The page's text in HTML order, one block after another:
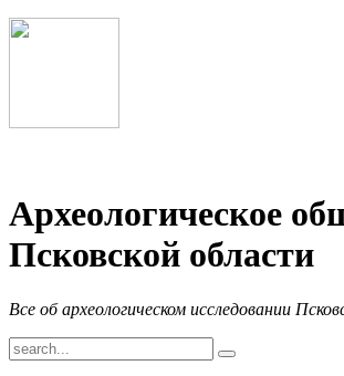
Археологическое
Псковской области
Все об археологическом исследовании